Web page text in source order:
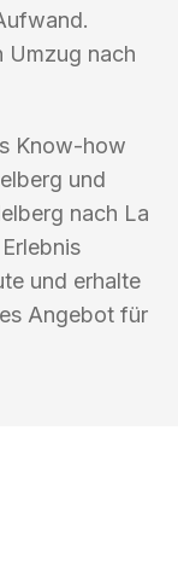
Umzug nach
Know-how
und
nach La
und erhalte
Angebot für